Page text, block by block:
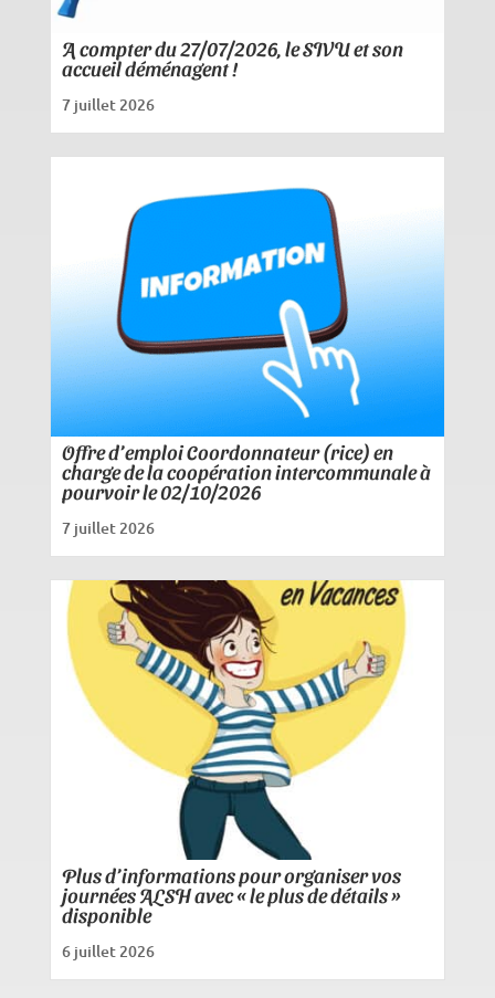
A compter du 27/07/2026, le SIVU et son
accueil déménagent !
7 juillet 2026
Offre d’emploi Coordonnateur (rice) en
charge de la coopération intercommunale à
pourvoir le 02/10/2026
7 juillet 2026
Plus d’informations pour organiser vos
journées ALSH avec « le plus de détails »
disponible
6 juillet 2026